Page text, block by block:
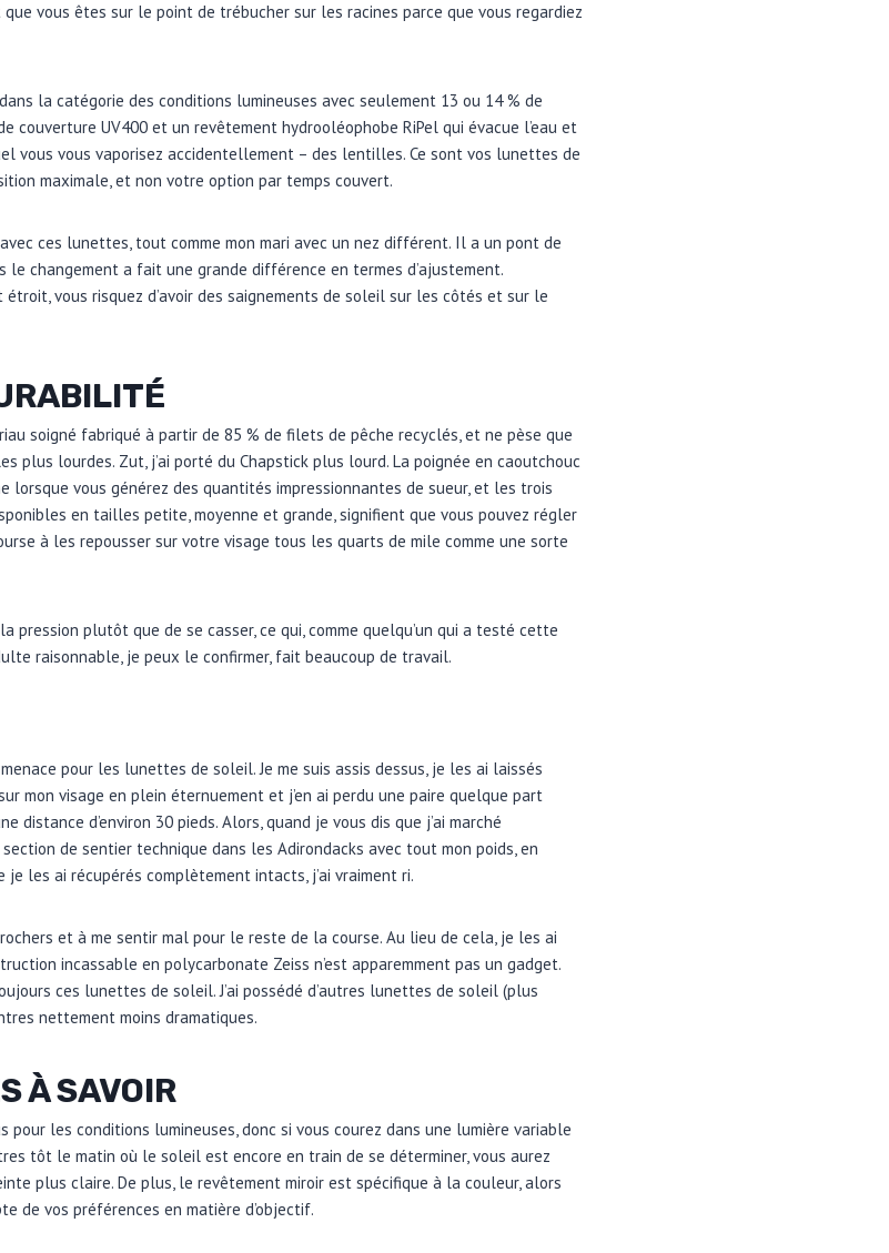
vous êtes sur le point de trébucher sur les racines parce que vous regardiez
la catégorie des conditions lumineuses avec seulement 13 ou 14 % de
couverture UV400 et un revêtement hydrooléophobe RiPel qui évacue l’eau et
vous vous vaporisez accidentellement – ​​des lentilles. Ce sont vos lunettes de
maximale, et non votre option par temps couvert.
ces lunettes, tout comme mon mari avec un nez différent. Il a un pont de
changement a fait une grande différence en termes d’ajustement.
vous risquez d’avoir des saignements de soleil sur les côtés et sur le
soigné fabriqué à partir de 85 % de filets de pêche recyclés, et ne pèse que
plus lourdes. Zut, j’ai porté du Chapstick plus lourd. La poignée en caoutchouc
lorsque vous générez des quantités impressionnantes de sueur, et les trois
en tailles petite, moyenne et grande, signifient que vous pouvez régler
à les repousser sur votre visage tous les quarts de mile comme une sorte
pression plutôt que de se casser, ce qui, comme quelqu’un qui a testé cette
raisonnable, je peux le confirmer, fait beaucoup de travail.
pour les lunettes de soleil. Je me suis assis dessus, je les ai laissés
mon visage en plein éternuement et j’en ai perdu une paire quelque part
distance d’environ 30 pieds. Alors, quand je vous dis que j’ai marché
de sentier technique dans les Adirondacks avec tout mon poids, en
les ai récupérés complètement intacts, j’ai vraiment ri.
et à me sentir mal pour le reste de la course. Au lieu de cela, je les ai
incassable en polycarbonate Zeiss n’est apparemment pas un gadget.
ces lunettes de soleil. J’ai possédé d’autres lunettes de soleil (plus
nettement moins dramatiques.
À SAVOIR
pour les conditions lumineuses, donc si vous courez dans une lumière variable
tôt le matin où le soleil est encore en train de se déterminer, vous aurez
plus claire. De plus, le revêtement miroir est spécifique à la couleur, alors
de vos préférences en matière d’objectif.